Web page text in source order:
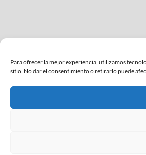
Para ofrecer la mejor experiencia, utilizamos
sitio. No dar el consentimiento o retirarlo puede